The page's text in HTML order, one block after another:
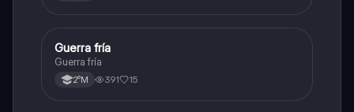
Historia
Guerra fría
Guerra fría
2°M 391 15